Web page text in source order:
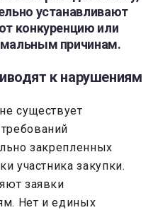
устанавливают
конкуренцию или
причинам.
к нарушениям
существует
закрепленных
участника закупки.
заявки
Нет и единых